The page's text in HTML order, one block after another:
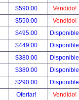
$590.00
Vendido!
$550.00
Vendido!
$495.00
Disponible
$449.00
Disponible
$380.00
Disponible
$380.00
Disponible
$290.00
Disponible
Ofertar!
Vendido!